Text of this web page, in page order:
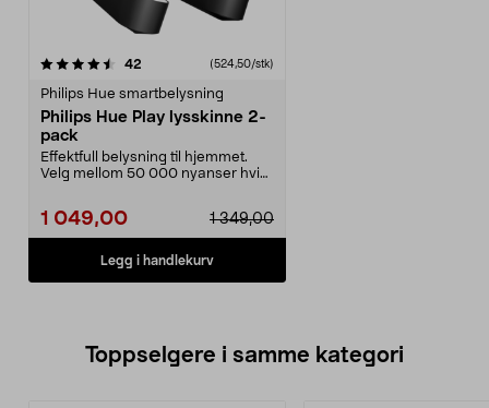
42 anmeldelser(524,50/stk)
Philips Hue smartbelysning
Philips Hue Play lysskinne 2-
pack
Effektfull belysning til hjemmet.
Velg mellom 50 000 nyanser hvitt
1 349,00
1 049,00
Legg i handlekurv
Toppselgere i samme kategori